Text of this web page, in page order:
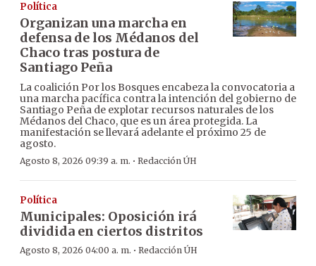
Política
Organizan una marcha en
defensa de los Médanos del
Chaco tras postura de
Santiago Peña
La coalición Por los Bosques encabeza la convocatoria a
una marcha pacífica contra la intención del gobierno de
Santiago Peña de explotar recursos naturales de los
Médanos del Chaco, que es un área protegida. La
manifestación se llevará adelante el próximo 25 de
agosto.
Agosto 8, 2026 09:39 a. m. · Redacción ÚH
Política
Municipales: Oposición irá
dividida en ciertos distritos
Agosto 8, 2026 04:00 a. m. · Redacción ÚH